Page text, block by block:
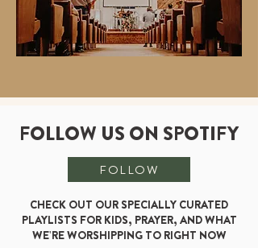
FOLLOW US ON SPOTIFY
FOLLOW
CHECK OUT OUR SPECIALLY CURATED
PLAYLISTS FOR KIDS, PRAYER, AND WHAT
WE'RE WORSHIPPING TO RIGHT NOW